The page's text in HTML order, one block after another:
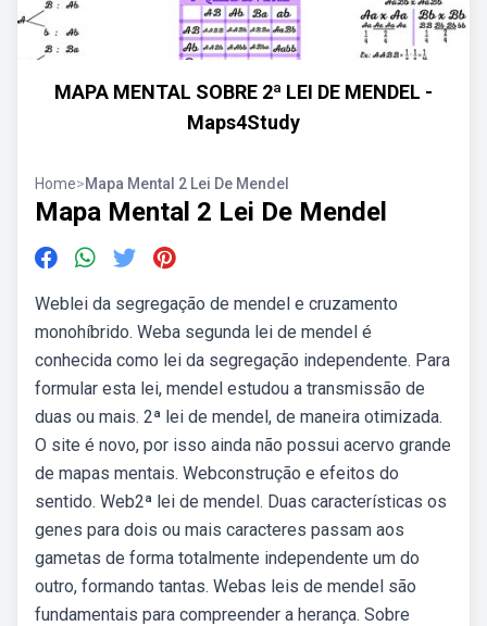
MAPA MENTAL SOBRE 2ª LEI DE MENDEL -
Maps4Study
Home>Mapa Mental 2 Lei De Mendel
Mapa Mental 2 Lei De Mendel
Weblei da segregação de mendel e cruzamento
monohíbrido. Weba segunda lei de mendel é
conhecida como lei da segregação independente. Para
formular esta lei, mendel estudou a transmissão de
duas ou mais. 2ª lei de mendel, de maneira otimizada.
O site é novo, por isso ainda não possui acervo grande
de mapas mentais. Webconstrução e efeitos do
sentido. Web2ª lei de mendel. Duas características os
genes para dois ou mais caracteres passam aos
gametas de forma totalmente independente um do
outro, formando tantas. Webas leis de mendel são
fundamentais para compreender a herança. Sobre